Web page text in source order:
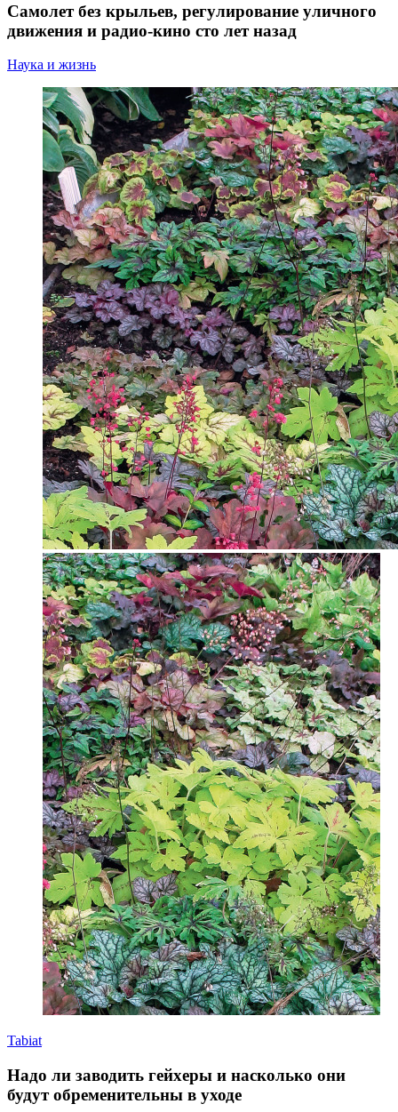
Самолет без крыльев, регулирование уличного
движения и радио-кино сто лет назад
Наука и жизнь
Tabiat
Надо ли заводить гейхеры и насколько они
будут обременительны в уходе